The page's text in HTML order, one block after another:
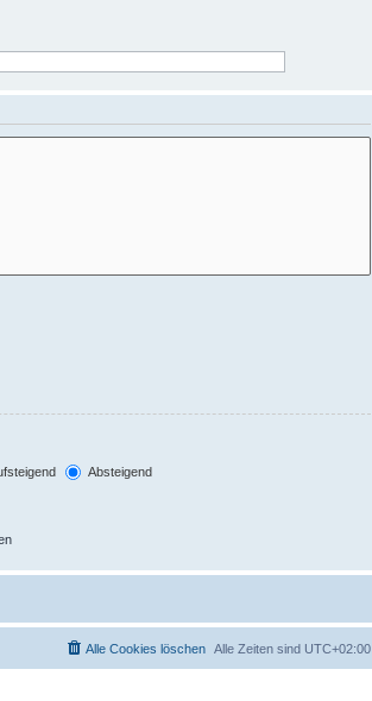
Absteigend
Alle Zeiten sind UTC+02:00
Alle Cookies löschen